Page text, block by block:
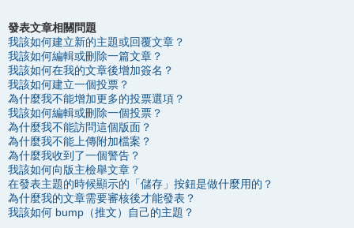
發表文章相關問題
我該如何建立新的主題或回覆文章？
我該如何編輯或刪除一篇文章？
我該如何在我的文章後增加簽名？
我該如何建立一個投票？
為什麼我不能增加更多的投票選項？
我該如何編輯或刪除一個投票？
為什麼我不能訪問這個版面？
為什麼我不能上傳附加檔案？
為什麼我收到了一個警告？
我該如何向版主檢舉文章？
在發表主題的時候顯示的「儲存」按鈕是做什麼用的？
為什麼我的文章需要審核後才能發表？
我該如何 bump（推文）自己的主題？